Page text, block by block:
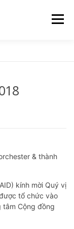
Menu
& thành
kính mời Quý vị
tổ chức vào
tâm Cộng đồng